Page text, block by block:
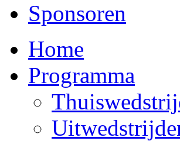
Sponsoren
Home
Programma